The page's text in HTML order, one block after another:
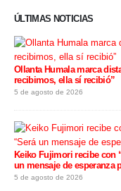
ÚLTIMAS NOTICIAS
Ollanta Humala marca
recibimos, ella sí recibió”
5 de agosto de 2026
Keiko Fujimori recibe con
un mensaje de esperanza
5 de agosto de 2026